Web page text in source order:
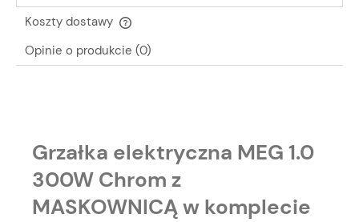
Koszty dostawy
Cena nie zawiera ewentualnych kosztów płatności
Opinie o produkcie (0)
Grzałka elektryczna MEG 1.0
300W Chrom z
MASKOWNICĄ w komplecie